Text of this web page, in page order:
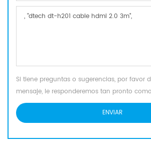
Si tiene preguntas o sugerencias, por favor
mensaje, le responderemos tan pronto